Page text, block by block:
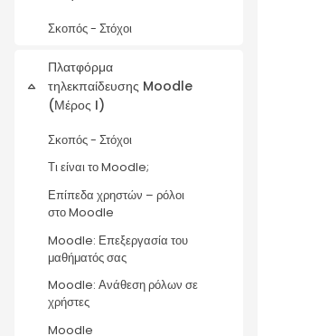
Σκοπός - Στόχοι
Collapse
Πλατφόρμα
τηλεκπαίδευσης Moodle
(Μέρος I)
Σκοπός - Στόχοι
Τι είναι το Moodle;
Επίπεδα χρηστών – ρόλοι
στο Moodle
Moodle: Επεξεργασία του
μαθήματός σας
Moodle: Ανάθεση ρόλων σε
χρήστες
Moodle